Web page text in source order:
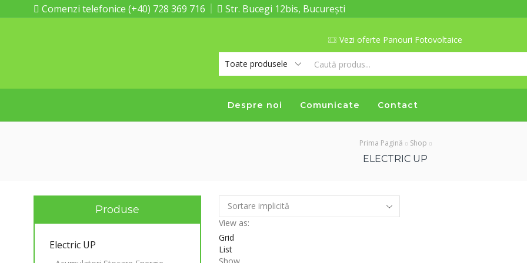
Comenzi telefonice (+40) 728 369 716 Str. Bucegi 12bis, București
Vezi oferte Panouri Fotovoltaice
Despre noi Comunicate Contact
Prima Pagină Shop
ELECTRIC UP
View as:
Grid
List
Show
Produse
Electric UP